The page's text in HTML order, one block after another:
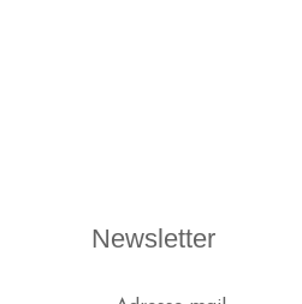
Newsletter